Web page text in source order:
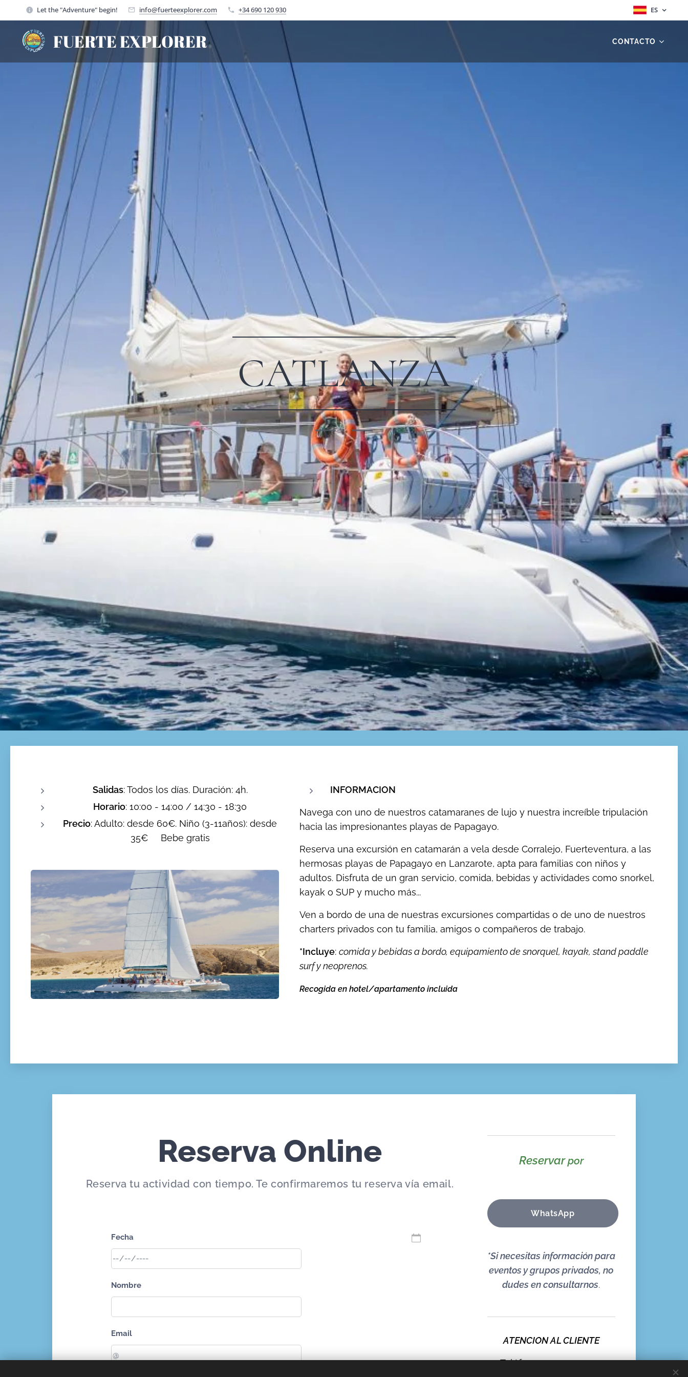
Let the "Adventure" begin! info@fuerteexplorer.com +34 690 120 930 ES
FUERTE EXPLORER CONTACTO
CATLANZA
Salidas: Todos los días. Duración: 4h.
Horario: 10:00 - 14:00 / 14:30 - 18:30
Precio: Adulto: desde 60€. Niño (3-11años): desde
35€ Bebe gratis
INFORMACION
Navega con uno de nuestros catamaranes de lujo y nuestra increíble tripulación
hacia las impresionantes playas de Papagayo.
Reserva una excursión en catamarán a vela desde Corralejo, Fuerteventura, a las
hermosas playas de Papagayo en Lanzarote, apta para familias con niños y
adultos. Disfruta de un gran servicio, comida, bebidas y actividades como snorkel,
kayak o SUP y mucho más...
Ven a bordo de una de nuestras excursiones compartidas o de uno de nuestros
charters privados con tu familia, amigos o compañeros de trabajo.
*Incluye: comida y bebidas a bordo, equipamiento de snorquel, kayak, stand paddle
surf y neoprenos.
Recogida en hotel/apartamento incluida
Reserva Online
Reserva tu actividad con tiempo. Te confirmaremos tu reserva vía email.
Fecha
Nombre
Email
Reservarpor
WhatsApp
*Si necesitas información para
eventos y grupos privados, no
dudes en consultarnos.
ATENCION AL CLIENTE
Teléfono: